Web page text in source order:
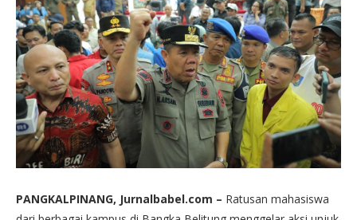
PANGKALPINANG, Jurnalbabel.com – Ratusan mahasiswa